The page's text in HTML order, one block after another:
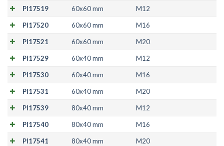
PI17519 60x60 mm M12
PI17520 60x60 mm M16
PI17521 60x60 mm M20
PI17529 60x40 mm M12
PI17530 60x40 mm M16
PI17531 60x40 mm M20
PI17539 80x40 mm M12
PI17540 80x40 mm M16
PI17541 80x40 mm M20